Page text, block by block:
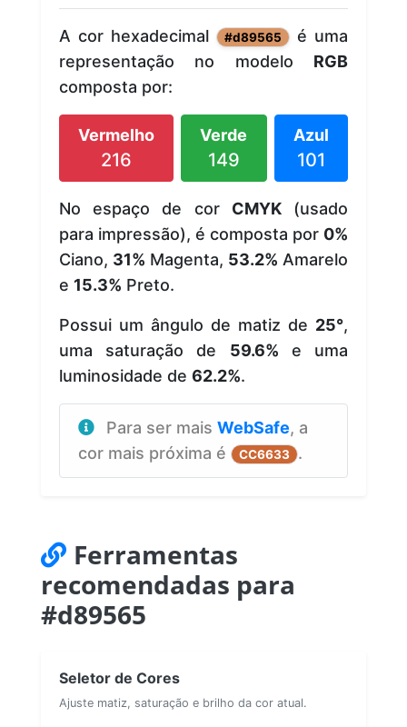
A cor hexadecimal #d89565
é uma
representação no modelo RGB
composta por:
Vermelho
216
Verde
149
Azul
101
No espaço de cor CMYK(usado
para impressão), é composta por 0%
Ciano, 31% Magenta, 53.2% Amarelo
e 15.3% Preto.
Possui um ângulo de matiz de 25°,
uma saturação de 59.6% e uma
luminosidade de 62.2%.
Para ser mais WebSafe, a
cor mais próxima é
CC6633 .
Ferramentas
recomendadas para
#d89565
Seletor de Cores
Ajuste matiz, saturação e brilho da cor atual.